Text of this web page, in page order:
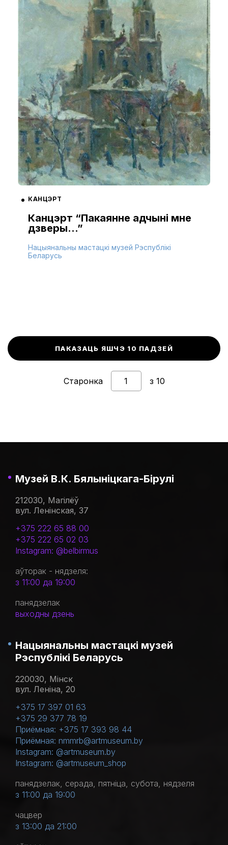
КАНЦЭРТ
Канцэрт “Пакаянне адчыні мне
дзверы…”
Нацыянальны мастацкі музей Рэспублікі
Беларусь
ПАКАЗАЦЬ ЯШЧЭ 10 ПАДЗЕЙ
Старонка з 10
Музей В.К. Бялыніцкага-Бірулі
212030, Магілёў
вул. Ленінская, 37
+375 222 65 88 00
+375 222 65 02 03
Instagram: @belbirmus
аўторак - нядзеля:
з 11:00 да 19:00
панядзелак
выходны дзень
Нацыянальны мастацкі музей
Рэспублікі Беларусь
220030, Мінск
вул. Леніна, 20
+375 17 397 01 63
+375 29 377 78 19
Приёмная: +375 17 393 98 44
Приёмная: nmmrb@artmuseum.by
Instagram: @artmuseum.by
Instagram: @artmuseum_shop
панядзелак, серада, пятніца, субота, нядзеля
з 11:00 да 19:00
чацвер
з 13:00 да 21:00